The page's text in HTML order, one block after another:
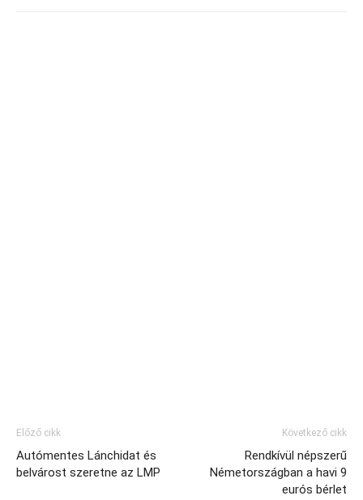
Előző cikk
Autómentes Lánchidat és
belvárost szeretne az LMP
Következő cikk
Rendkívül népszerű
Németországban a havi 9
eurós bérlet